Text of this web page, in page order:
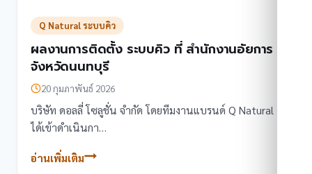
Q Natural ระบบคิว
ผลงานการติดตั้ง ระบบคิว ที่ สำนักงานอัยการ
จังหวัดนนทบุรี
20 กุมภาพันธ์ 2026
บริษัท ดอลลี่ โซลูชั่น จำกัด โดยทีมงานแบรนด์ Q Natural
ได้เข้าดำเนินกา…
อ่านเพิ่มเติม
ผล